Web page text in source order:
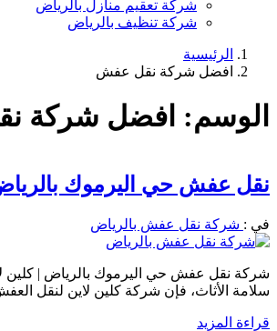
شركة تعقيم منازل بالرياض
شركة تنظيف بالرياض
الرئيسية
افضل شركة نقل عفش
الوسم: افضل شركة
نقل عفش حي اليرموك
في : شركة نقل عفش بالرياض
شركة نقل عفش حي اليرموك بالرياض | كلين
سلامة الأثاث، فإن شركة كلين لاين لنقل
قراءة المزيد